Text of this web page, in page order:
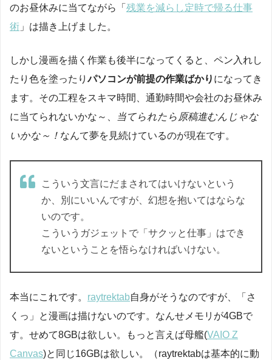
のお昼休みに当てながら「残業を減らし定時で帰る仕事
術 」は描き上げました。
しかし漫画を描く作業も後半になってくると、ペン入れし
たり色を塗ったりパソコンが前提の作業ばかり になってき
ます。その工程をスキマ時間、通勤時間や会社のお昼休み
に当てられないかな～、
当てられたら原稿進むんじゃな
いかな～！ なんて夢を見続けているのが現在です。
こういう文言にだまされてはいけないという
か、別にいいんですが、幻想を抱いてはならな
いのです。
こういうガジェットで「サクッと仕事」はでき
ないということを悟らなければいけない。
本当にこれです。 raytrektab自身がそうなのですが、「さ
くっ」と漫画は描けないのです。なんせメモリが4GBで
す。せめて8GBは欲しい。もっと言えば母艦(VAIO Z
Canvas)と同じ16GBは欲しい。（raytrektabは基本的に動